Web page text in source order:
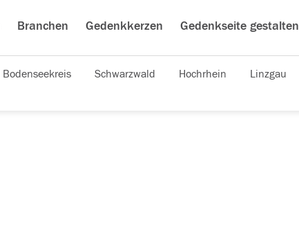
Branchen Gedenkkerzen Gedenkseite gestalten
Bodenseekreis Schwarzwald Hochrhein Linzgau